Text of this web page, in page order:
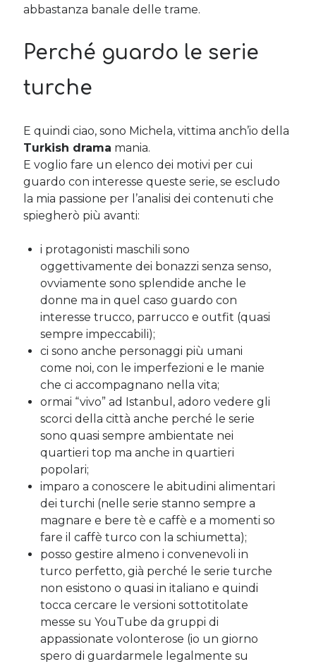
Cerca
Archivi
Archivi
Twitter Feed
Tweet di MichelaCalculli
abbastanza banale delle trame.
Perché guardo le serie
turche
E quindi ciao, sono Michela, vittima anch’io della
Turkish drama mania.
E voglio fare un elenco dei motivi per cui
guardo con interesse queste serie, se escludo
la mia passione per l’analisi dei contenuti che
spiegherò più avanti:
i protagonisti maschili sono
oggettivamente dei bonazzi senza senso,
ovviamente sono splendide anche le
donne ma in quel caso guardo con
interesse trucco, parrucco e outfit (quasi
sempre impeccabili);
ci sono anche personaggi più umani
come noi, con le imperfezioni e le manie
che ci accompagnano nella vita;
ormai “vivo” ad Istanbul, adoro vedere gli
scorci della città anche perché le serie
sono quasi sempre ambientate nei
quartieri top ma anche in quartieri
popolari;
imparo a conoscere le abitudini alimentari
dei turchi (nelle serie stanno sempre a
magnare e bere tè e caffè e a momenti so
fare il caffè turco con la schiumetta);
posso gestire almeno i convenevoli in
turco perfetto, già perché le serie turche
non esistono o quasi in italiano e quindi
tocca cercare le versioni sottotitolate
messe su YouTube da gruppi di
appassionate volonterose (io un giorno
spero di guardarmele legalmente su